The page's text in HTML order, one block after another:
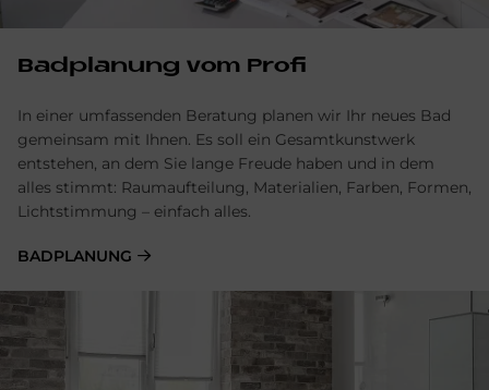
Bad­pla­nung vom Pro­fi
In einer umfassenden Beratung planen wir Ihr neues Bad
gemeinsam mit Ihnen. Es soll ein Gesamtkunstwerk
entstehen, an dem Sie lange Freude haben und in dem
alles stimmt: Raumaufteilung, Materialien, Farben, Formen,
Lichtstimmung – einfach alles.
BAD­PLA­NUNG